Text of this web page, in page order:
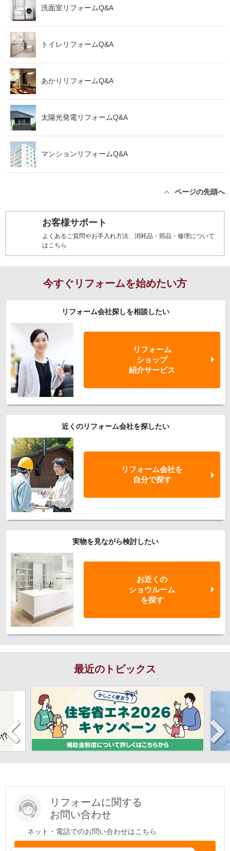
洗面室リフォームQ&A
トイレリフォームQ&A
あかりリフォームQ&A
太陽光発電リフォームQ&A
マンションリフォームQ&A
ページの先頭へ
お客様サポート
よくあるご質問やお手入れ方法、消耗品・部品・修理について
はこちら
今すぐリフォームを始めたい方
リフォーム会社探しを相談したい
リフォーム
ショップ
紹介サービス
近くのリフォーム会社を探したい
リフォーム会社を
自分で探す
実物を見ながら検討したい
お近くの
ショウルーム
を探す
最近のトピックス
リフォームに関する
お問い合わせ
ネット・電話でのお問い合わせはこちら